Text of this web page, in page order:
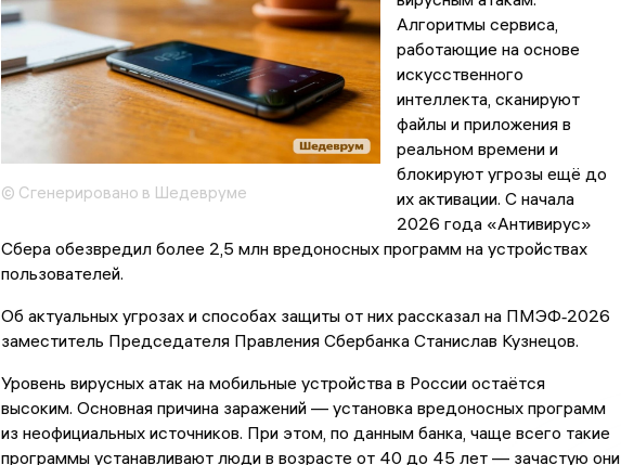
© Сгенерировано в Шедевруме
Алгоритмы сервиса,
работающие на основе
искусственного
интеллекта, сканируют
файлы и приложения в
реальном времени и
блокируют угрозы ещё до
их активации. С начала
2026 года «Антивирус»
Сбера обезвредил более 2,5 млн вредоносных программ на устройствах
пользователей.
Об актуальных угрозах и способах защиты от них рассказал на ПМЭФ‑2026
заместитель Председателя Правления Сбербанка Станислав Кузнецов.
Уровень вирусных атак на мобильные устройства в России остаётся
высоким. Основная причина заражений — установка вредоносных программ
из неофициальных источников. При этом, по данным банка, чаще всего такие
программы устанавливают люди в возрасте от 40 до 45 лет — зачастую они